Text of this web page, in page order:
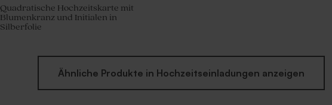
Quadratische Hochzeitskarte mit
Blumenkranz und Initialen in
Silberfolie
Ähnliche Produkte in Hochzeitseinladungen anzeigen